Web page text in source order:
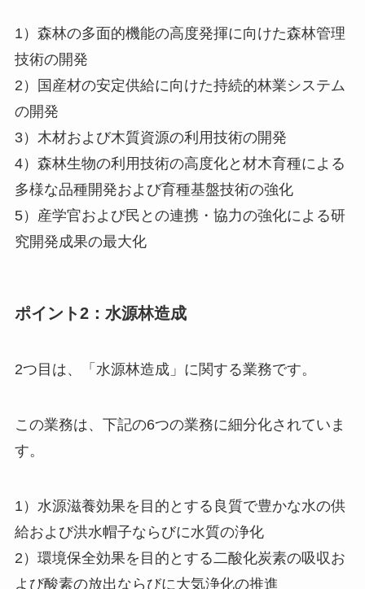
1）森林の多面的機能の高度発揮に向けた森林管理
技術の開発
2）国産材の安定供給に向けた持続的林業システム
の開発
3）木材および木質資源の利用技術の開発
4）森林生物の利用技術の高度化と材木育種による
多様な品種開発および育種基盤技術の強化
5）産学官および民との連携・協力の強化による研
究開発成果の最大化
ポイント2：水源林造成
2つ目は、「水源林造成」に関する業務です。
この業務は、下記の6つの業務に細分化されていま
す。
1）水源滋養効果を目的とする良質で豊かな水の供
給および洪水帽子ならびに水質の浄化
2）環境保全効果を目的とする二酸化炭素の吸収お
よび酸素の放出ならびに大気浄化の推進